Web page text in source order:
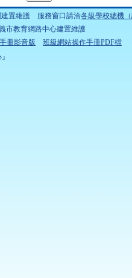
建置維護 服務窗口請洽各級學校總機
市教育網路中心建置維護
冊影音版
班級網站操作手冊PDF檔